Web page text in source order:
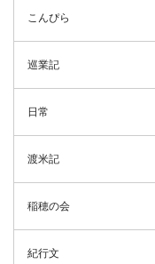
こんぴら
巡業記
日常
渡米記
稲穂の会
紀行文